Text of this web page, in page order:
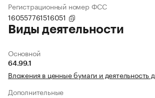
Регистрационный номер ФСС
160557761516051
Виды деятельности
Основной
64.99.1
Вложения в ценные бумаги и деятельность
Дополнительные